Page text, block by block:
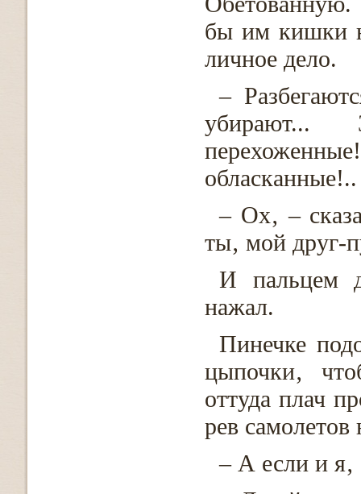
бы им кишки
личное дело.
–
убирают...
– Ох‚ –
ты‚ мой друг-
И пальцем
нажал.
Пинечке
цыпочки‚
оттуда плач
рев самолетов
– А если и я‚